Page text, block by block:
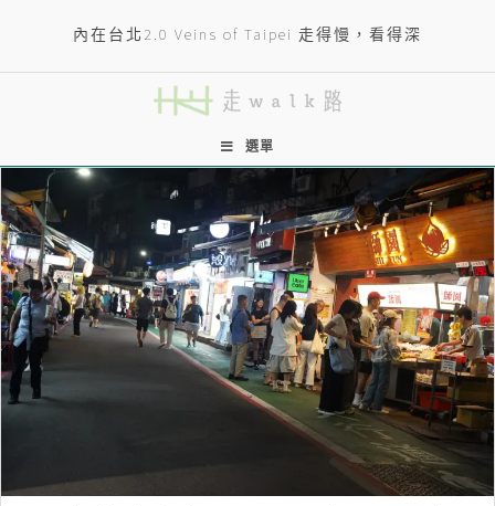
內在台北2.0 Veins of Taipei 走得慢，看得深
選單